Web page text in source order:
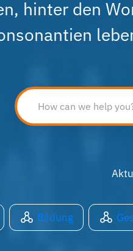
hinter den
Bildung